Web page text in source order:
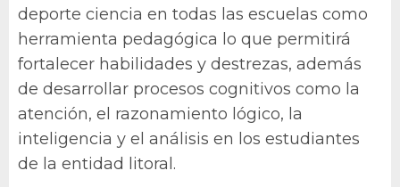
deporte ciencia en todas las escuelas como
herramienta pedagógica lo que permitirá
fortalecer habilidades y destrezas, además
de desarrollar procesos cognitivos como la
atención, el razonamiento lógico, la
inteligencia y el análisis en los estudiantes
de la entidad litoral.